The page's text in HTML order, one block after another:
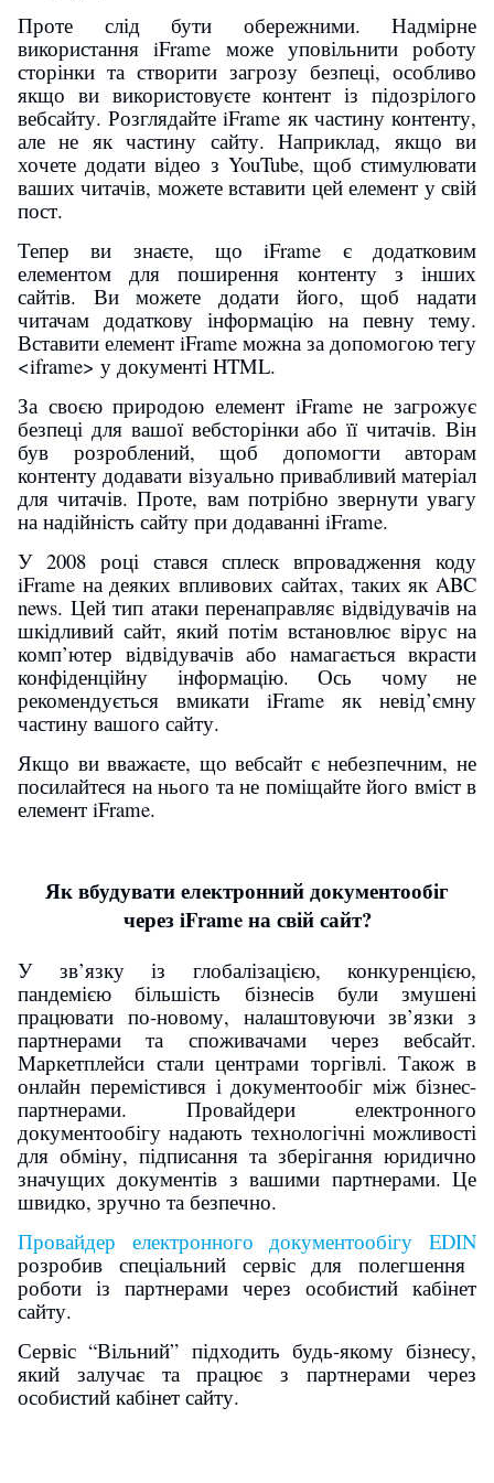
Проте слід бути обережними. Надмірне
використання iFrame може уповільнити роботу
сторінки та створити загрозу безпеці, особливо
якщо ви використовуєте контент із підозрілого
вебсайту. Розглядайте iFrame як частину контенту,
але не як частину сайту. Наприклад, якщо ви
хочете додати відео з YouTube, щоб стимулювати
ваших читачів, можете вставити цей елемент у свій
пост.
Тепер ви знаєте, що iFrame є додатковим
елементом для поширення контенту з інших
сайтів. Ви можете додати його, щоб надати
читачам додаткову інформацію на певну тему.
Вставити елемент iFrame можна за допомогою тегу
<iframe> у документі HTML.
За своєю природою елемент iFrame не загрожує
безпеці для вашої вебсторінки або її читачів. Він
був розроблений, щоб допомогти авторам
контенту додавати візуально привабливий матеріал
для читачів. Проте, вам потрібно звернути увагу
на надійність сайту при додаванні iFrame.
У 2008 році стався сплеск впровадження коду
iFrame на деяких впливових сайтах, таких як ABC
news. Цей тип атаки перенаправляє відвідувачів на
шкідливий сайт, який потім встановлює вірус на
комп’ютер відвідувачів або намагається вкрасти
конфіденційну інформацію. Ось чому не
рекомендується вмикати iFrame як невід’ємну
частину вашого сайту.
Якщо ви вважаєте, що вебсайт є небезпечним, не
посилайтеся на нього та не поміщайте його вміст в
елемент iFrame.
Як вбудувати електронний документообіг
через iFrame на свій сайт?
У зв’язку із глобалізацією, конкуренцією,
пандемією більшість бізнесів були змушені
працювати по-новому, налаштовуючи зв’язки з
партнерами та споживачами через вебсайт.
Маркетплейси стали центрами торгівлі. Також в
онлайн перемістився і документообіг між бізнес-
партнерами. Провайдери електронного
документообігу надають технологічні можливості
для обміну, підписання та зберігання юридично
значущих документів з вашими партнерами. Це
швидко, зручно та безпечно.
Провайдер електронного документообігу EDIN
розробив спеціальний сервіс для полегшення
роботи із партнерами через особистий кабінет
сайту.
Сервіс “Вільний” підходить будь-якому бізнесу,
який залучає та працює з партнерами через
особистий кабінет сайту.